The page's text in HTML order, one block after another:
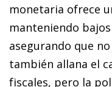
monetaria ofrece
manteniendo
asegurando que
también allana el
fiscales, pero la